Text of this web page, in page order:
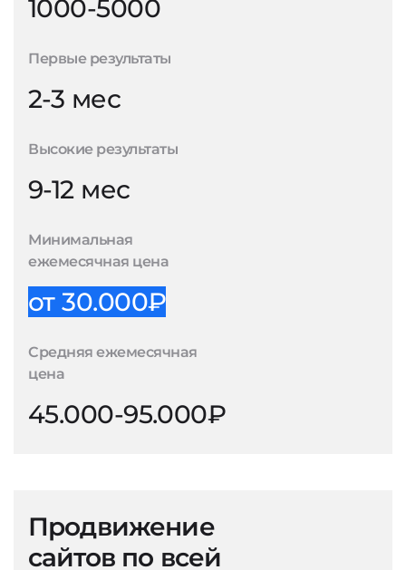
1000-5000
Первые результаты
2-3 мес
Высокие результаты
9-12 мес
Минимальная
ежемесячная цена
от 30.000₽
Средняя ежемесячная
цена
45.000-95.000₽
Продвижение
сайтов по всей